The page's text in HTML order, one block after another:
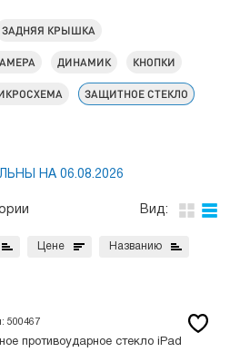
ЗАДНЯЯ КРЫШКА
ДИНАМИК КНОПКИ
ЗАЩИТНОЕ СТЕКЛО
НА 06.08.2026
Вид:
Цене Названию
500467
противоударное стекло iPad